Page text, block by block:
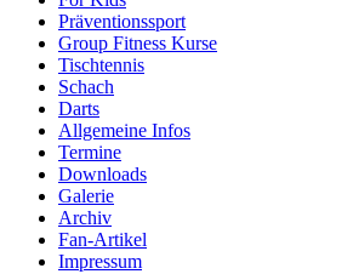
Präventionssport
Group Fitness Kurse
Tischtennis
Schach
Darts
Allgemeine Infos
Termine
Downloads
Galerie
Archiv
Fan-Artikel
Impressum